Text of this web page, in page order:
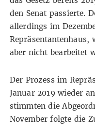
den Senat passierte.
allerdings im
Repräsentantenhaus,
aber nicht bearbeitet
Der Prozess im
Januar 2019 wieder
stimmten die
November folgte die